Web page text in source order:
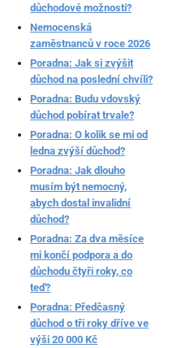
důchodové možnosti?
Nemocenská
zaměstnanců v roce 2026
Poradna: Jak si zvýšit
důchod na poslední chvíli?
Poradna: Budu vdovský
důchod pobírat trvale?
Poradna: O kolik se mi od
ledna zvýší důchod?
Poradna: Jak dlouho
musím být nemocný,
abych dostal invalidní
důchod?
Poradna: Za dva měsíce
mi končí podpora a do
důchodu čtyři roky, co
teď?
Poradna: Předčasný
důchod o tři roky dříve ve
výši 20 000 Kč